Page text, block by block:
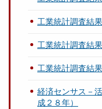
工業統計調査結
工業統計調査結
工業統計調査結
経済センサス－
成２８年）